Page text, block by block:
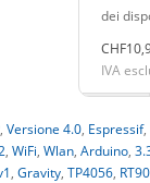
dei
IVA
, Versione 4.0, Espressif,
, WiFi, Wlan, Arduino,
, Gravity, TP4056,